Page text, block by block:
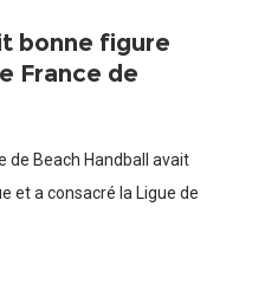
bonne figure
France de
de Beach Handball avait
et a consacré la Ligue de